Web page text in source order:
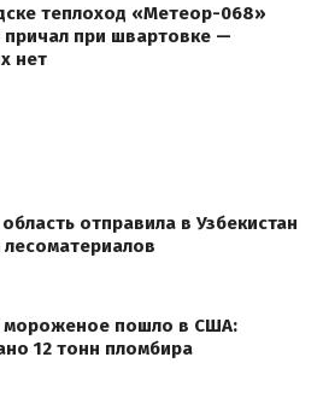
теплоход «Метеор-068»
причал при швартовке —
нет
отправила в Узбекистан
лесоматериалов
мороженое пошло в США:
12 тонн пломбира